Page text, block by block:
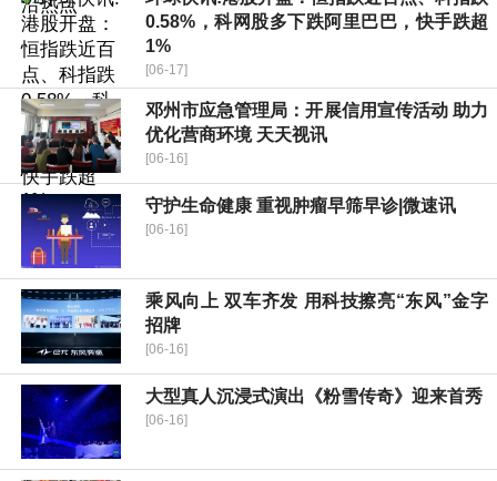
0.58%，科网股多下跌阿里巴巴，快手跌超
1%
[06-17]
邓州市应急管理局：开展信用宣传活动 助力
优化营商环境 天天视讯
[06-16]
守护生命健康 重视肿瘤早筛早诊|微速讯
[06-16]
乘风向上 双车齐发 用科技擦亮“东风”金字
招牌
[06-16]
大型真人沉浸式演出《粉雪传奇》迎来首秀
[06-16]